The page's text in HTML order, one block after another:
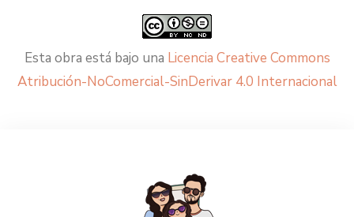
Esta obra está bajo una Licencia Creative Commons
Atribución-NoComercial-SinDerivar 4.0 Internacional